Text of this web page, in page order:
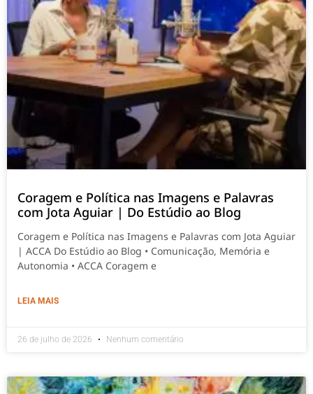
Coragem e Política nas Imagens e Palavras
com Jota Aguiar | Do Estúdio ao Blog
Coragem e Política nas Imagens e Palavras com Jota Aguiar
| ACCA Do Estúdio ao Blog • Comunicação, Memória e
Autonomia • ACCA Coragem e
LEIA MAIS
26 de julho de 2026 Nenhum comentário